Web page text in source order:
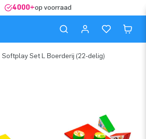
4000+op voorraad
Softplay Set L Boerderij (22-delig)